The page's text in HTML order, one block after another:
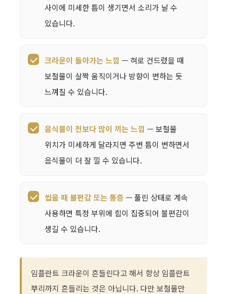
사이에 미세한 틈이 생기면서 소리가 날 수
있습니다.
크라운이 돌아가는 느낌 — 혀로 건드렸을 때
보철물이 살짝 움직이거나 방향이 변하는 듯
느껴질 수 있습니다.
음식물이 전보다 많이 끼는 느낌 — 보철물
위치가 미세하게 달라지면 주변 틈이 변하면서
음식물이 더 잘 낄 수 있습니다.
씹을 때 불편감 또는 통증 — 풀린 상태로 계속
사용하면 특정 부위에 힘이 집중되어 불편감이
생길 수 있습니다.
임플란트 크라운이 흔들린다고 해서 항상 임플란트
뿌리까지 흔들리는 것은 아닙니다. 다만 보철물만